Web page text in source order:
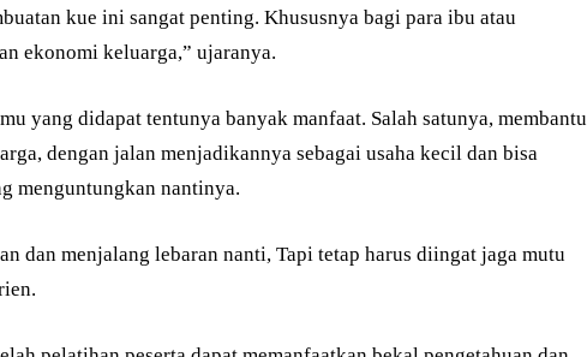
kue ini sangat penting. Khususnya bagi para ibu atau
ekonomi keluarga,” ujaranya.
yang didapat tentunya banyak manfaat. Salah satunya, membantu
dengan jalan menjadikannya sebagai usaha kecil dan bisa
menguntungkan nantinya.
dan menjalang lebaran nanti, Tapi tetap harus diingat jaga mutu